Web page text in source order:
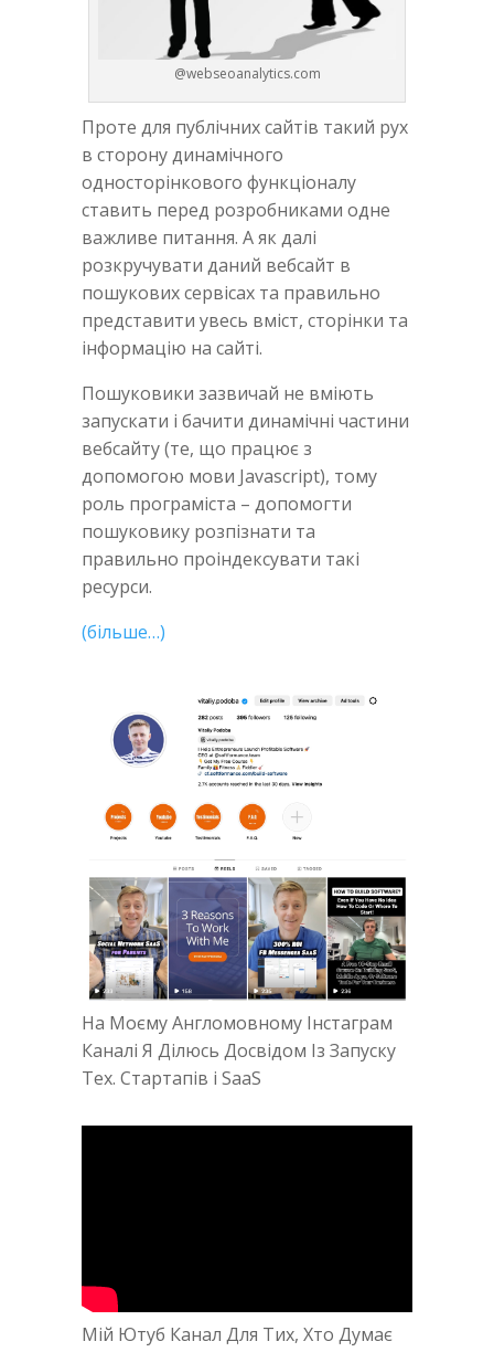
@webseoanalytics.com
Проте для публічних сайтів такий рух
в сторону динамічного
односторінкового функціоналу
ставить перед розробниками одне
важливе питання. А як далі
розкручувати даний вебсайт в
пошукових сервісах та правильно
представити увесь вміст, сторінки та
інформацію на сайті.
Пошуковики зазвичай не вміють
запускати і бачити динамічні частини
вебсайту (те, що працює з
допомогою мови Javascript), тому
роль програміста – допомогти
пошуковику розпізнати та
правильно проіндексувати такі
ресурси.
(більше…)
На Моєму Англомовному Інстаграм
Каналі Я Ділюсь Досвідом Із Запуску
Тех. Стартапів і SaaS
Мій Ютуб Канал Для Тих, Хто Думає